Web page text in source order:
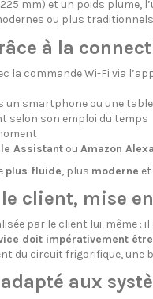
mm) et un poids plume,
ou plus
à la
la commande Wi-Fi via
un smartphone ou une
selon son emploi du temps
Assistantou Amazon Alexa
plus fluide, plus moderne
client, mise
par le client lui-même :
doit impérativement
du circuit frigorifique,
aux